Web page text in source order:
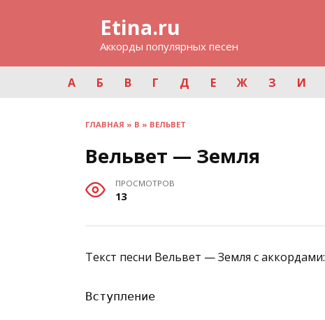
Etina.ru
Аккорды популярных песен
А Б В Г Д Е Ж З И
ГЛАВНАЯ » В » ВЕЛЬВЕТ
Вельвет — Земля
ПРОСМОТРОВ
13
Текст песни Вельвет — Земля с аккордами:
Вступление